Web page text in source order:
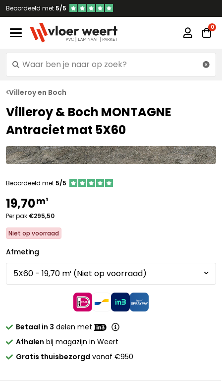
Beoordeeld met 5/5
Villeroy en Boch
Villeroy & Boch MONTAGNE
Antraciet mat 5X60
Beoordeeld met 5/5
19,70m¹
Per pak €295,50
Niet op voorraad
Afmeting
Betaal in 3 delen met
Afhalen bij magazijn in Weert
Gratis thuisbezorgd vanaf €950